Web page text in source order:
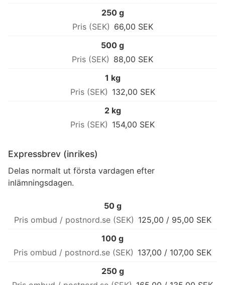
250 g
66,00 SEK
500 g
88,00 SEK
1 kg
132,00 SEK
2 kg
154,00 SEK
Expressbrev (inrikes)
Delas normalt ut första vardagen efter
inlämningsdagen.
50 g
125,00 / 95,00 SEK
100 g
137,00 / 107,00 SEK
250 g